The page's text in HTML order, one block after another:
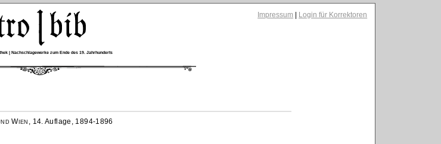
Impressum Login für Korrektoren
| Nachschlagewerke zum Ende des 19. Jahrhunderts
Wien , 14. Auflage, 1894-1896